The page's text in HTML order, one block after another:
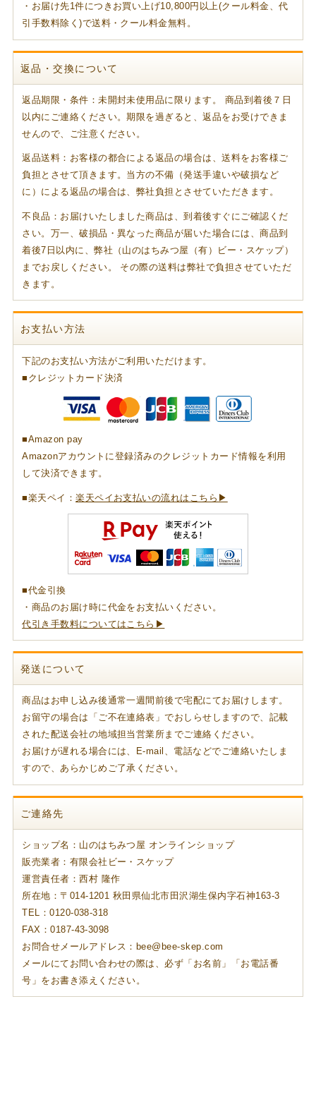
・お届け先1件につきお買い上げ10,800円以上(クール料金、代
引手数料除く)で送料・クール料金無料。
返品・交換について
返品期限・条件：未開封未使用品に限ります。 商品到着後７日
以内にご連絡ください。期限を過ぎると、返品をお受けできま
せんので、ご注意ください。
返品送料：お客様の都合による返品の場合は、送料をお客様ご
負担とさせて頂きます。当方の不備（発送手違いや破損など
に）による返品の場合は、弊社負担とさせていただきます。
不良品：お届けいたしました商品は、到着後すぐにご確認くだ
さい。万一、破損品・異なった商品が届いた場合には、商品到
着後7日以内に、弊社（山のはちみつ屋（有）ビー・スケップ）
までお戻しください。 その際の送料は弊社で負担させていただ
きます。
お支払い方法
下記のお支払い方法がご利用いただけます。
■クレジットカード決済
■Amazon pay
Amazonアカウントに登録済みのクレジットカード情報を利用
して決済できます。
■楽天ペイ：楽天ペイお支払いの流れはこちら▶
■代金引換
・商品のお届け時に代金をお支払いください。
代引き手数料についてはこちら▶
発送について
商品はお申し込み後通常一週間前後で宅配にてお届けします。
お留守の場合は「ご不在連絡表」でおしらせしますので、記載
された配送会社の地域担当営業所までご連絡ください。
お届けが遅れる場合には、E-mail、電話などでご連絡いたしま
すので、あらかじめご了承ください。
ご連絡先
ショップ名：山のはちみつ屋 オンラインショップ
販売業者：有限会社ビー・スケップ
運営責任者：西村 隆作
所在地：〒014-1201 秋田県仙北市田沢湖生保内字石神163-3
TEL：0120-038-318
FAX：0187-43-3098
お問合せメールアドレス：bee@bee-skep.com
メールにてお問い合わせの際は、必ず「お名前」「お電話番
号」をお書き添えください。